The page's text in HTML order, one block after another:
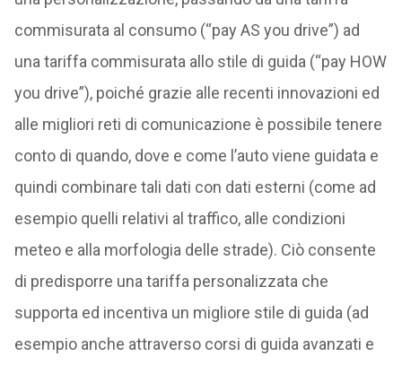
commisurata al consumo (“pay AS you drive”) ad
una tariffa commisurata allo stile di guida (“pay HOW
you drive”), poiché grazie alle recenti innovazioni ed
alle migliori reti di comunicazione è possibile tenere
conto di quando, dove e come l’auto viene guidata e
quindi combinare tali dati con dati esterni (come ad
esempio quelli relativi al traffico, alle condizioni
meteo e alla morfologia delle strade). Ciò consente
di predisporre una tariffa personalizzata che
supporta ed incentiva un migliore stile di guida (ad
esempio anche attraverso corsi di guida avanzati e